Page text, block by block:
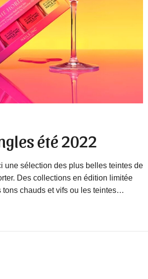
été 2022
une sélection des plus belles teintes de
Des collections en édition limitée
tons chauds et vifs ou les teintes…